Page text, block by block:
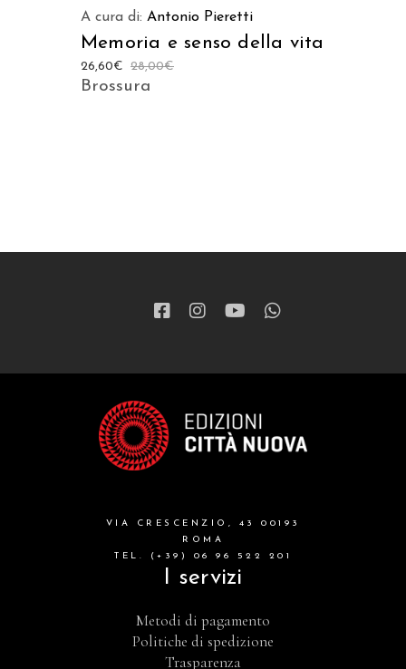
A cura di: Antonio Pieretti
Memoria e senso della vita
28,00€
26,60€
Brossura
VIA CRESCENZIO, 43 00193
ROMA
TEL. (+39) 06 96 522 201
I servizi
Metodi di pagamento
Politiche di spedizione
Trasparenza